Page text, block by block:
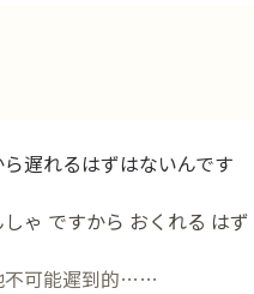
遅れるはずはないんです
ゃ ですから おくれる はず
不可能遲到的……